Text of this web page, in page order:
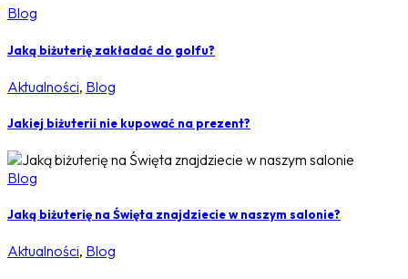
Blog
Jaką biżuterię zakładać do golfu?
Aktualności, Blog
Jakiej biżuterii nie kupować na prezent?
Blog
Jaką biżuterię na Święta znajdziecie w naszym salonie?
Aktualności, Blog